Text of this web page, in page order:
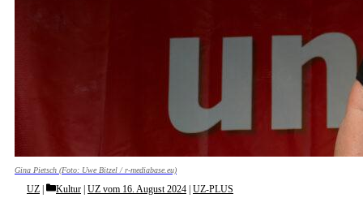
Gina Pietsch (Foto: Uwe Bitzel / r-mediabase.eu)
UZ Categories
Kultur UZ vom 16. August 2024 UZ-PLUS